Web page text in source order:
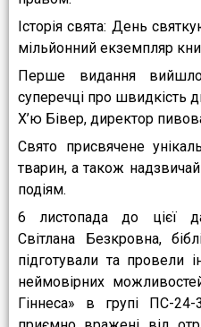
Історія свята: День
мільйонний екземпляр
Перше видання
суперечці про швидкість
Х’ю Бівер, директор
Свято присвячене
тварин, а також
подіям.
6 листопада до цієї
Світлана Безкровна,
підготували та провели
неймовірних
Гіннеса» в групі ПС-